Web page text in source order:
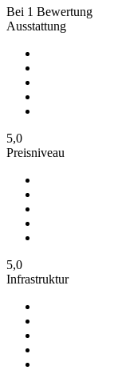
Bei 1 Bewertung
Ausstattung
5,0
Preisniveau
5,0
Infrastruktur